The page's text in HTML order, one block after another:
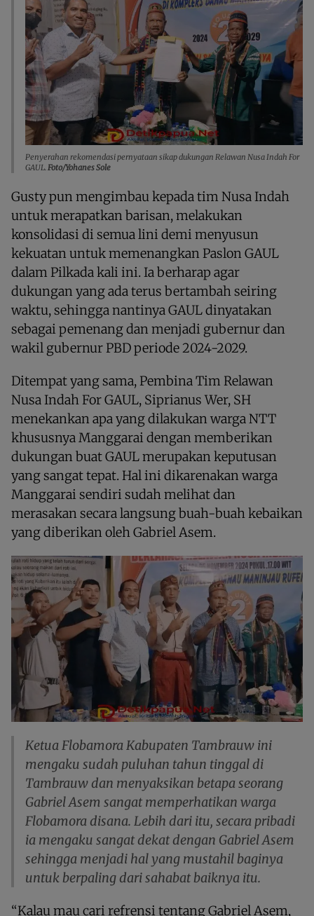
Penyerahan rekomendasi pernyataan sikap dukungan Relawan Nusa Indah For
GAUL. Foto/Yohanes Sole
Gusty pun mengimbau kepada tim Nusa Indah
untuk merapatkan barisan, melakukan
konsolidasi di semua lini demi menyusun
kekuatan untuk memenangkan Paslon GAUL
dalam Pilkada kali ini. Ia berharap agar
dukungan yang ada terus bertambah seiring
waktu, sehingga nantinya GAUL dinyatakan
sebagai pemenang dan menjadi gubernur dan
wakil gubernur PBD periode 2024-2029.
Ditempat yang sama, Pembina Tim Relawan
Nusa Indah For GAUL, Siprianus Wer, SH
menekankan apa yang dilakukan warga NTT
khususnya Manggarai dengan memberikan
dukungan buat GAUL merupakan keputusan
yang sangat tepat. Hal ini dikarenakan warga
Manggarai sendiri sudah melihat dan
merasakan secara langsung buah-buah kebaikan
yang diberikan oleh Gabriel Asem.
Ketua Flobamora Kabupaten Tambrauw ini
mengaku sudah puluhan tahun tinggal di
Tambrauw dan menyaksikan betapa seorang
Gabriel Asem sangat memperhatikan warga
Flobamora disana. Lebih dari itu, secara pribadi
ia mengaku sangat dekat dengan Gabriel Asem
sehingga menjadi hal yang mustahil baginya
untuk berpaling dari sahabat baiknya itu.
“Kalau mau cari refrensi tentang Gabriel Asem,